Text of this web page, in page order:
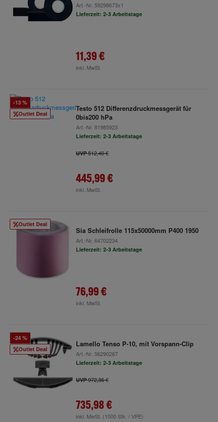
Art.-Nr. 59298673x1
Lieferzeit: 2-3 Arbeitstage
11,39 €
inkl. MwSt.
Outlet Deal
-13 %
Testo 512 Differenzdruckmessgerät für
0bis200 hPa
Art.-Nr. 81985923
Lieferzeit: 2-3 Arbeitstage
UVP512,40 €
445,99 €
inkl. MwSt.
Outlet Deal
Sia Schleifrolle 115x50000mm P400 1950
Art.-Nr. 64702234
Lieferzeit: 2-3 Arbeitstage
76,99 €
inkl. MwSt.
Outlet Deal
-24 %
Lamello Tenso P-10, mit Vorspann-Clip
Art.-Nr. 56290287
Lieferzeit: 2-3 Arbeitstage
UVP972,36 €
735,98 €
inkl. MwSt. (1000 Stk. / VPE)